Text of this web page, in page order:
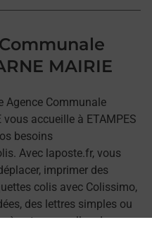
MAIRIE
Agence Communale
vous accueille à ETAMPES
besoins
Avec laposte.fr, vous
imprimer des
colis avec Colissimo,
des lettres simples ou
à votre nouvelle adresse.